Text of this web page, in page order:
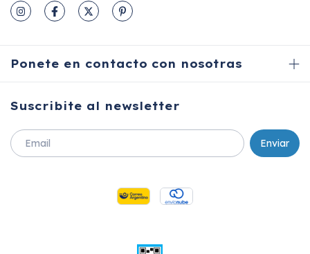
Ponete en contacto con nosotras
Suscribite al newsletter